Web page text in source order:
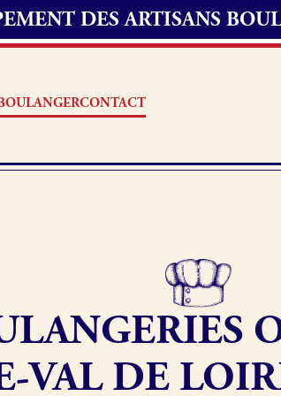
DES ARTISANS
CONTACT
Offres
Fonds de
Actualités
VAL DE